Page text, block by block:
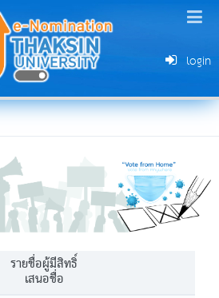
login
รายชื่อผู้มีสิทธิ์
เสนอชื่อ